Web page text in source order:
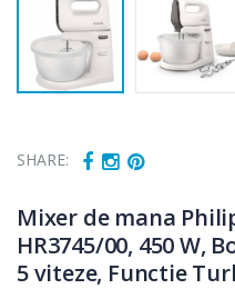
SHARE:
Mixer de mana
HR3745/00, 450 W,
5 viteze, Functie